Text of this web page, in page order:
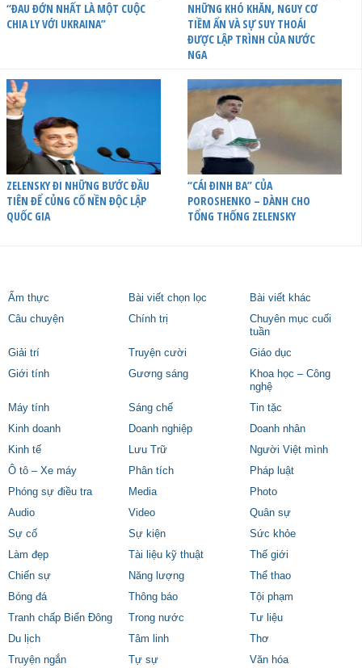
“ĐAU ĐỚN NHẤT LÀ MỘT CUỘC
CHIA LY VỚI UKRAINA”
NHỮNG KHÓ KHĂN, NGUY CƠ
TIỀM ẨN VÀ SỰ SUY THOÁI
ĐƯỢC LẬP TRÌNH CỦA NƯỚC
NGA
ZELENSKY ĐI NHỮNG BƯỚC ĐẦU
TIÊN ĐỂ CỦNG CỐ NỀN ĐỘC LẬP
QUỐC GIA
“CÁI ĐINH BA” CỦA
POROSHENKO – DÀNH CHO
TỔNG THỐNG ZELENSKY
Ẩm thực Bài viết chọn lọc
Bài viết khác
Câu chuyện
Chính trị
Chuyên mục cuối
tuần
Giải trí
Truyện cười
Giáo dục
Giới tính
Gương sáng
Khoa học – Công
nghệ
Máy tính
Sáng chế
Tin tặc
Kinh doanh
Doanh nghiệp
Doanh nhân
Kinh tế
Lưu Trữ
Người Việt mình
Ô tô – Xe máy
Phân tích
Pháp luật
Phóng sự điều tra
Media
Photo
Audio
Video
Quân sự
Sự cố
Sự kiện
Sức khỏe
Làm đẹp
Tài liệu kỹ thuật
Thế giới
Chiến sự
Năng lượng
Thể thao
Bóng đá
Thông báo
Tội phạm
Tranh chấp Biển Đông
Trong nước
Tư liệu
Du lịch
Tâm linh
Thơ
Truyện ngắn
Tự sự Văn hóa